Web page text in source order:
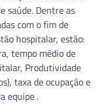
saúde. Dentre as
com o fim de
hospitalar, estão:
tempo médio de
Produtividade
taxa de ocupação e
equipe .